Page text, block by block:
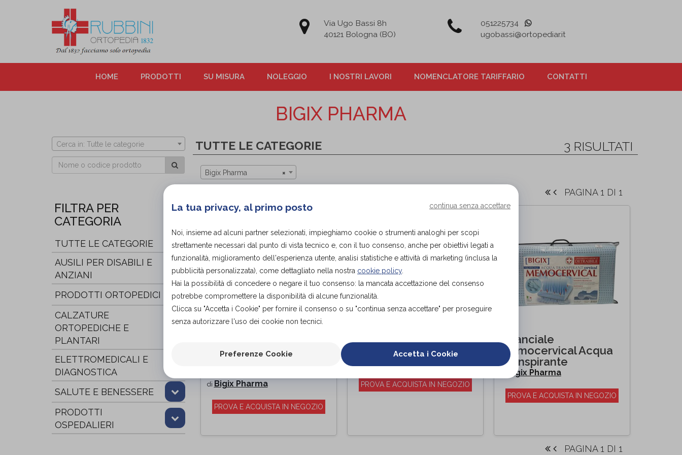
Via Ugo Bassi 8h
40121 Bologna (BO)
051225734
ugobassi@ortopediar.it
HOME PRODOTTI SU MISURA NOLEGGIO I NOSTRI LAVORI NOMENCLATORE TARIFFARIO CONTATTI
BIGIX PHARMA
Cerca in: Tutte le categorie
FILTRA PER
CATEGORIA
TUTTE LE CATEGORIE
AUSILI PER DISABILI E
ANZIANI
PRODOTTI ORTOPEDICI
CALZATURE
ORTOPEDICHE E
PLANTARI
ELETTROMEDICALI E
DIAGNOSTICA
SALUTE E BENESSERE
PRODOTTI
OSPEDALIERI
TUTTE LE CATEGORIE 3 RISULTATI
×
Bigix Pharma
PAGINA 1 DI 1
MEMOCERVICAL 7
di Bigix Pharma
PROVA E ACQUISTA IN NEGOZIO
Cuscino Cuneo
Memorelax
PROVA E ACQUISTA IN NEGOZIO
Guanciale
Memocervical Acqua
Transpirante
Bigix Pharma
PROVA E ACQUISTA IN NEGOZIO
PAGINA 1 DI 1
La tua privacy, al primo posto continua senza accettare
Noi, insieme ad alcuni partner selezionati, impieghiamo cookie o strumenti analoghi per scopi
strettamente necessari dal punto di vista tecnico e, con il tuo consenso, anche per obiettivi legati a
funzionalità, miglioramento dell'esperienza utente, analisi statistiche e attività di marketing (inclusa la
pubblicità personalizzata), come dettagliato nella nostra cookie policy.
Hai la possibilità di concedere o negare il tuo consenso: la mancata accettazione del consenso
potrebbe compromettere la disponibilità di alcune funzionalità.
Clicca su "Accetta i Cookie" per fornire il consenso o su "continua senza accettare" per proseguire
senza autorizzare l'uso dei cookie non tecnici.
Preferenze Cookie Accetta i Cookie